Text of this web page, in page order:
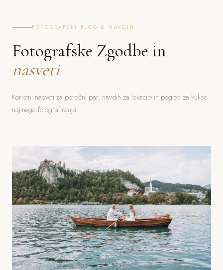
FOTOGRAFSKI BLOG & NAVDIH
Fotografske Zgodbe in
nasveti
Koristni nasveti za poročni par, navdih za lokacije in pogled za kulise
najinega fotografiranja.